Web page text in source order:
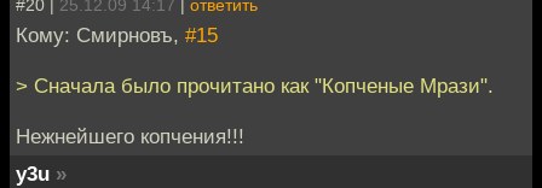
#20 | 25.12.09 14:17 ответить
Кому: Смирновъ, #15
> Сначала было прочитано как "Копченые Мрази".
Нежнейшего копчения!!!
y3u »